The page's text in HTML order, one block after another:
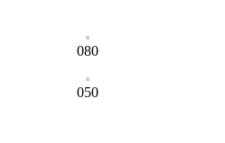
080
050